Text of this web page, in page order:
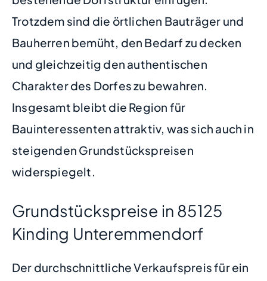
Trotzdem sind die örtlichen Bauträger und
Bauherren bemüht, den Bedarf zu decken
und gleichzeitig den authentischen
Charakter des Dorfes zu bewahren.
Insgesamt bleibt die Region für
Bauinteressenten attraktiv, was sich auch in
steigenden Grundstückspreisen
widerspiegelt.
Grundstückspreise in 85125
Kinding Unteremmendorf
Der durchschnittliche Verkaufspreis für ein